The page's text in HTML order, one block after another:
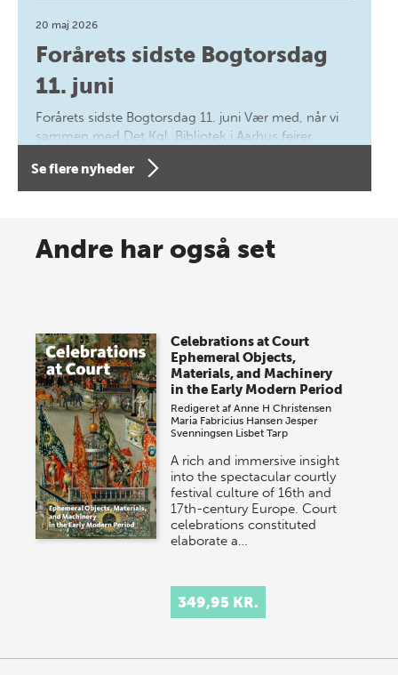
20 maj 2026
Forårets sidste Bogtorsdag
11. juni
Forårets sidste Bogtorsdag 11. juni Vær med, når vi
sammen med Det Kgl. Bibliotek i Aarhus fejrer
forfatterne bag vores nyes…
Spar op til 70% til sommer-
onsdag den 10. j…
Se flere nyheder
Andre har også set
Celebrations at Court
Ephemeral Objects,
Materials, and Machinery
in the Early Modern Period
Redigeret afAnne H Christensen
Maria Fabricius Hansen Jesper
Svenningsen Lisbet Tarp
A rich and immersive insight
into the spectacular courtly
festival culture of 16th and
17th-century Europe. Court
celebrations constituted
elaborate a…
349,95 KR.